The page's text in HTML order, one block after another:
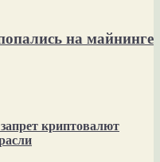
на майнинге
криптовалют